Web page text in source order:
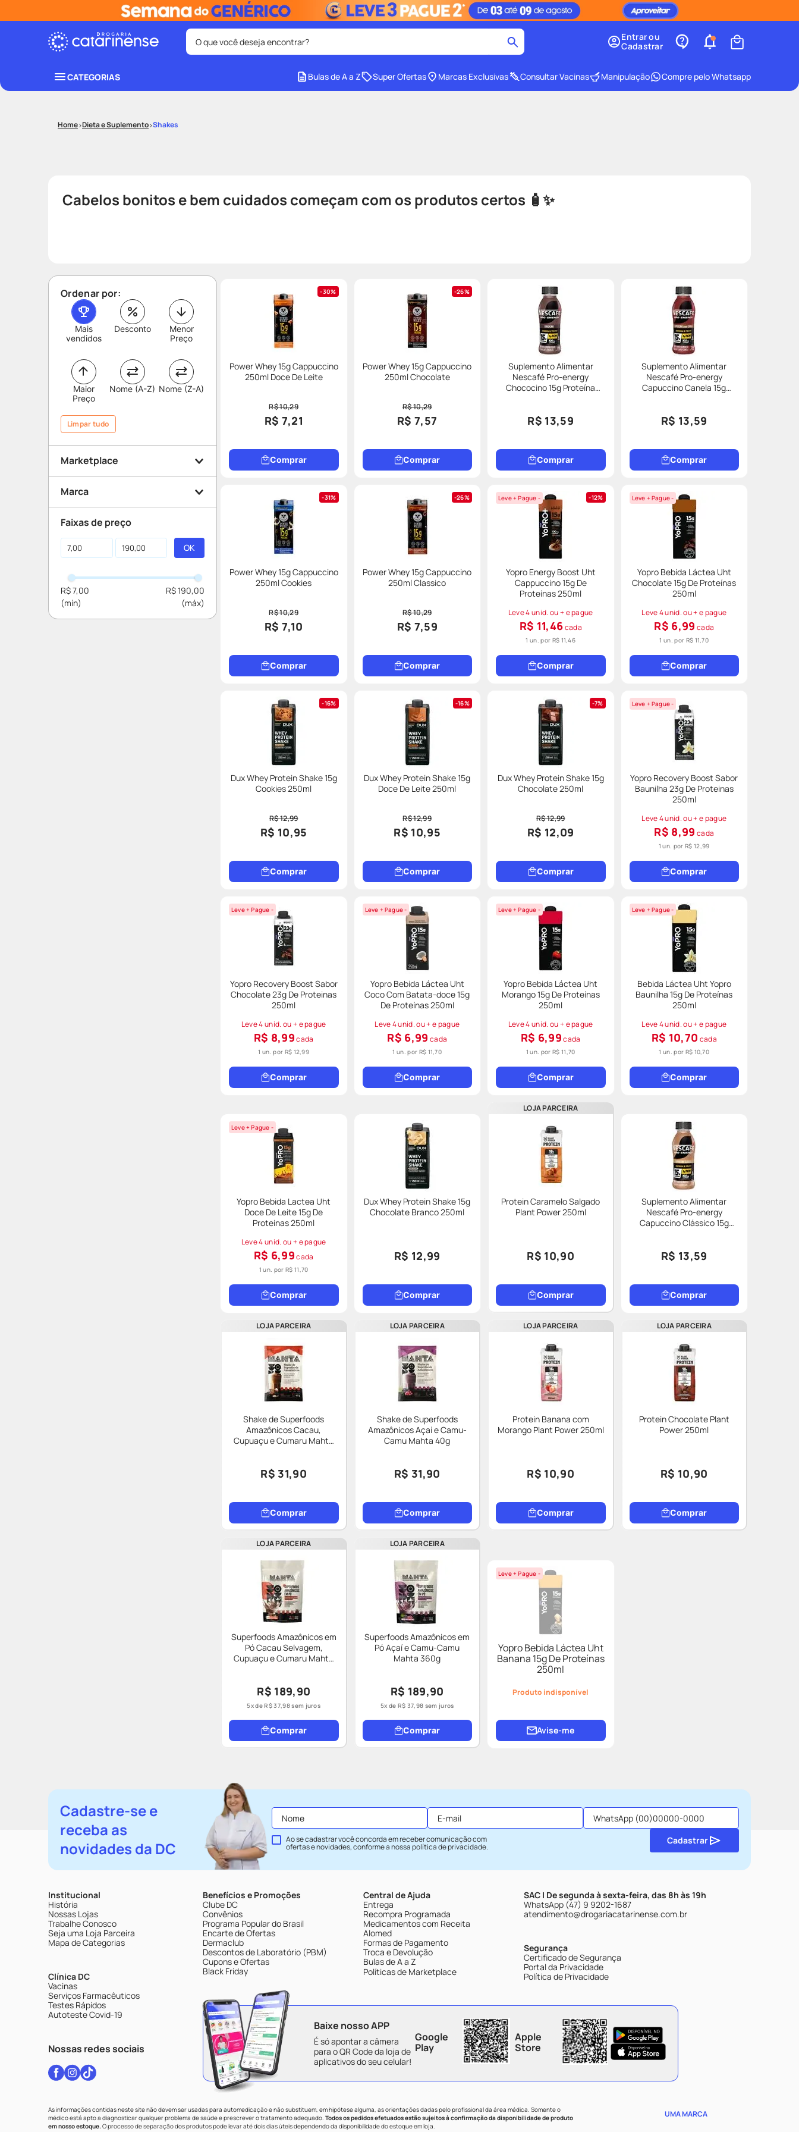
O que você deseja encontrar?
Entrar ou
Cadastrar
CATEGORIAS Bulas de A a Z Super Ofertas Marcas Exclusivas Consultar Vacinas Manipulação Compre pelo Whatsapp
Dieta e Suplemento Shakes
Cabelos bonitos e bem cuidados começam com os produtos certos 🧴✨
Ordenar por:
Mais
vendidos
Desconto
Maior
Preço
Menor
Preço
Nome (A-Z) Nome (Z-A)
Marketplace
Marca
Yopro
Mahta
Dux
3 Coracoes
Plant Power
Faixas de preço
R$ 7,00 R$ 190,00
Limpar tudo
30%
Power Whey 15g Cappuccino
250ml Doce De Leite
R$ 10,29
R$ 7,21
Comprar
26%
Power Whey 15g Cappuccino
250ml Chocolate
R$ 10,29
R$ 7,57
Comprar
Suplemento Alimentar
Nescafé Pro-energy
Chococino 15g Proteína
R$ 13,59
Comprar
Suplemento Alimentar
Nescafé Pro-energy
Capuccino Canela 15g
R$ 13,59
Comprar
31%
Power Whey 15g Cappuccino
250ml Cookies
R$ 10,29
R$ 7,10
Comprar
26%
Power Whey 15g Cappuccino
250ml Classico
R$ 10,29
R$ 7,59
Comprar
Leve + Pague - 12%
Yopro Energy Boost Uht
Cappuccino 15g De
Proteínas 250ml
Leve 4 unid. ou + e pague
R$ 11,46cada
1 un. por R$ 11,46
Comprar
Leve + Pague -
Yopro Bebida Láctea Uht
Chocolate 15g De Proteínas
250ml
Leve 4 unid. ou + e pague
R$ 6,99 cada
1 un. por R$ 11,70
Comprar
16%
Dux Whey Protein Shake 15g
Cookies 250ml
R$ 12,99
R$ 10,95
Comprar
16%
Dux Whey Protein Shake 15g
Doce De Leite 250ml
R$ 12,99
R$ 10,95
Comprar
7%
Dux Whey Protein Shake 15g
Chocolate 250ml
R$ 12,99
R$ 12,09
Comprar
Leve + Pague -
Yopro Recovery Boost Sabor
Baunilha 23g De Proteinas
250ml
Leve 4 unid. ou + e pague
R$ 8,99 cada
1 un. porR$ 12,99
Comprar
Leve + Pague -
Yopro Recovery Boost Sabor
Chocolate 23g De Proteinas
250ml
Leve 4 unid. ou + e pague
R$ 8,99cada
1 un. por R$ 12,99
Comprar
Leve + Pague -
Yopro Bebida Láctea Uht
Coco Com Batata-doce 15g
De Proteínas 250ml
Leve 4 unid. ou + e pague
R$ 6,99 cada
1 un. por R$ 11,70
Comprar
Leve + Pague -
Yopro Bebida Láctea Uht
Morango 15g De Proteínas
250ml
Leve 4 unid. ou + e pague
R$ 6,99cada
1 un. porR$ 11,70
Comprar
Leve + Pague -
Bebida Láctea Uht Yopro
Baunilha 15g De Proteínas
250ml
Leve 4 unid. ou + e pague
R$ 10,70 cada
1 un. por R$ 10,70
Comprar
Leve + Pague -
Yopro Bebida Lactea Uht
Doce De Leite 15g De
Proteinas 250ml
Leve 4 unid. ou + e pague
R$ 6,99cada
1 un. porR$ 11,70
Comprar
Dux Whey Protein Shake 15g
Chocolate Branco 250ml
R$ 12,99
Comprar
LOJA PARCEIRA
Protein Caramelo Salgado
Plant Power 250ml
R$ 10,90
Comprar
Suplemento Alimentar
Nescafé Pro-energy
Capuccino Clássico 15g
R$ 13,59
Comprar
LOJA PARCEIRA
Shake de Superfoods
Amazônicos Cacau,
Cupuaçu e Cumaru Mahta
R$ 31,90
Comprar
LOJA PARCEIRA
Shake de Superfoods
Amazônicos Açaí e Camu-
Camu Mahta 40g
R$ 31,90
Comprar
LOJA PARCEIRA
Protein Banana com
Morango Plant Power 250ml
R$ 10,90
Comprar
LOJA PARCEIRA
Protein Chocolate Plant
Power 250ml
R$ 10,90
Comprar
LOJA PARCEIRA
Superfoods Amazônicos em
Pó Cacau Selvagem,
Cupuaçu e Cumaru Mahta
R$ 189,90
5x deR$37,98sem juros
Comprar
LOJA PARCEIRA
Superfoods Amazônicos em
Pó Açaí e Camu-Camu
Mahta 360g
R$ 189,90
5x de R$ 37,98 sem juros
Comprar
Leve + Pague -
Yopro Bebida Láctea Uht
Banana 15g De Proteínas
250ml
Produto indisponível
Avise-me
Cadastre-se e
receba as
novidades da DC
Ao se cadastrar você concorda em receber comunicação com
ofertas e novidades, conforme a nossapolítica de privacidade.
Cadastrar
Institucional
História
Nossas Lojas
Trabalhe Conosco
Seja uma Loja Parceira
Mapa de Categorias
Clínica DC
Vacinas
Serviços Farmacêuticos
Testes Rápidos
Autoteste Covid-19
Nossas redes sociais
Benefícios e Promoções
Clube DC
Convênios
Programa Popular do Brasil
Encarte de Ofertas
Dermaclub
Descontos de Laboratório (PBM)
Cupons e Ofertas
Black Friday
Central de Ajuda
Entrega
Recompra Programada
Medicamentos com Receita
Alomed
Formas de Pagamento
Troca e Devolução
Bulas de A a Z
Políticas de Marketplace
SAC | De segunda à sexta-feira, das 8h às 19h
WhatsApp (47) 9 9202-1687
atendimento@drogariacatarinense.com.br
Segurança
Certificado de Segurança
Portal da Privacidade
Política de Privacidade
Baixe nosso APP
É só apontar a câmera
para o QR Code da loja de
aplicativos do seu celular!
Google
Play
Apple
Store
As informações contidas neste site não devem ser usadas para automedicação e não substituem, em hipótese alguma, as orientações dadas pelo profissional da área médica. Somente o
médico está apto a diagnosticar qualquer problema de saúde e prescrever o tratamento adequado. Todos os pedidos efetuados estão sujeitos à confirmação da disponibilidade de produto
em nosso estoque.O processo de separação dos produtos pode levar até dois dias úteis dependendo da disponibilidade do estoque em loja.
UMA MARCA